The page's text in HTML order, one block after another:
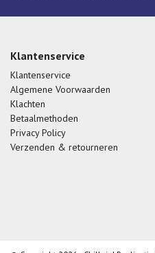
Klantenservice
Klantenservice
Algemene Voorwaarden
Klachten
Betaalmethoden
Privacy Policy
Verzenden & retourneren